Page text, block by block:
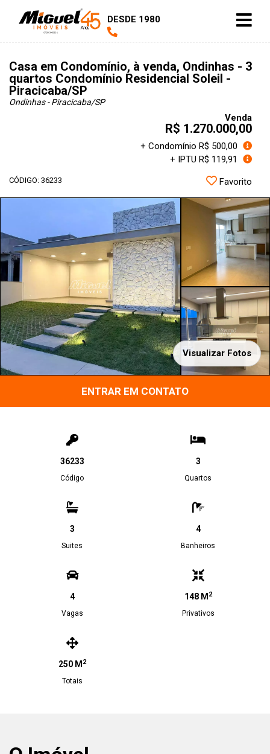
DESDE 1980
Casa em Condomínio, à venda, Ondinhas - 3
quartos Condomínio Residencial Soleil -
Piracicaba/SP
Ondinhas - Piracicaba/SP
Venda
R$ 1.270.000,00
+ Condomínio R$ 500,00
+ IPTU R$ 119,91
CÓDIGO: 36233 Favorito
Visualizar Fotos
ENTRAR EM CONTATO
36233
Código
3
Quartos
3
Suites
4
Banheiros
4
Vagas
148 M 2
Privativos
250 M 2
Totais